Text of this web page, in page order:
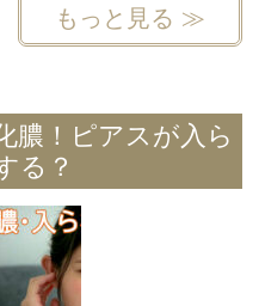
もっと見る ≫
膿！ピアスが入ら
る？